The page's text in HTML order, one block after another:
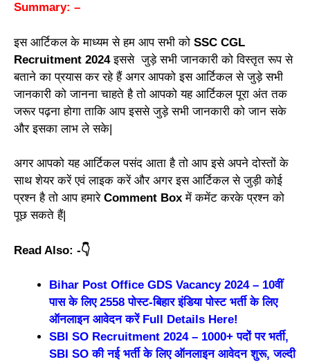
Summary: –
इस आर्टिकल के माध्यम से हम आप सभी को SSC CGL
Recruitment 2024इससे जुड़े सभी जानकारी को विस्तृत रूप से
बताने का प्रयास कर रहे हैं अगर आपको इस आर्टिकल से जुड़े सभी
जानकारी को जानना चाहते है तो आपको यह आर्टिकल पूरा अंत तक
जरूर पढ़ना होगा ताकि आप इससे जुड़े सभी जानकारी को जान सके
और इसका लाभ ले सके|
अगर आपको यह आर्टिकल पसंद आता है तो आप इसे अपने दोस्तों के
साथ शेयर करें एवं लाइक करें और अगर इस आर्टिकल से जुड़ी कोई
प्रश्न है तो आप हमारे Comment Box में कमेंट करके प्रश्न को
पूछ सकते हैं|
Read Also: -👇
Bihar Post Office GDS Vacancy 2024 – 10वीं
पास के लिए 2558 पोस्ट-बिहार इंडिया पोस्ट भर्ती के लिए
ऑनलाइन आवेदन करें Full Details Here!
SBI SO Recruitment 2024 – 1000+ पदों पर भर्ती,
SBI SO की नई भर्ती के लिए ऑनलाइन आवेदन शुरू, जल्दी